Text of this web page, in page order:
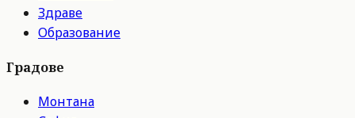
Здраве
Образование
Градове
Монтана